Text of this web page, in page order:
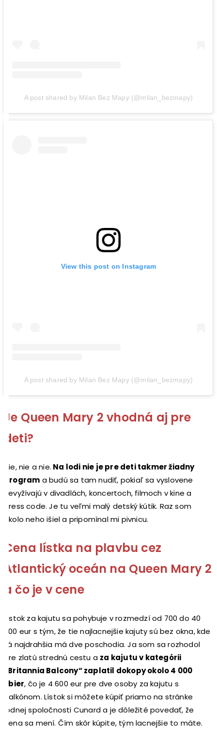
A post shared by Milan Bez Mapy (@milan_bezmapy)
View this post on Instagram
A post shared by Milan Bez Mapy (@milan_bezmapy)
Je Queen Mary 2 vhodná aj pre
deti?
Nie, nie a nie. Na lodi nie je pre deti takmer žiadny
program a budú sa tam nudiť, pokiaľ sa vyslovene
nevyžívajú v divadlách, koncertoch, filmoch v kine a
dress code. Je tu veľmi malý detský kútik. Raz som
okolo neho išiel a pripomínal mi pivnicu.
Cena lístka na plavbu cez
Atlantický oceán na Queen Mary 2
a čo je v cene
Lístok za kajutu sa pohybuje v rozmedzí od 700 do 40
000 eur s tým, že tie najlacnejšie kajuty sú bez okna, kde
tá najdrahšia má dve poschodia. Ja som sa rozhodol
pre zlatú strednú cestu a za kajutu v kategórii
„Britannia Balcony“ zaplatil dokopy okolo 4 000
libier, čo je 4 600 eur pre dve osoby za kajutu s
balkónom. Lístok si môžete kúpiť priamo na stránke
lodnej spoločnosti Cunard a je dôležité povedať, že
cena sa mení. Čím skôr kúpite, tým lacnejšie to máte.